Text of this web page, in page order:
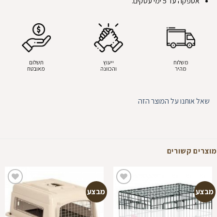
משלוח
מהיר
ייעוץ
והכוונה
תשלום
מאובטח
שאל אותנו על המוצר הזה
מוצרים קשורים
מבצע מבצע
הוספה